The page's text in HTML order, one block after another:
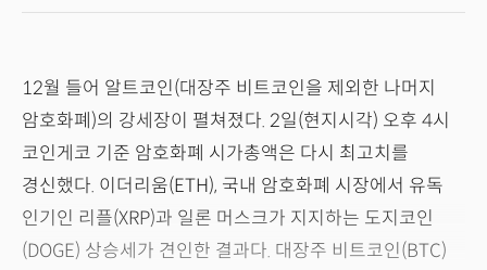
12월 들어 알트코인(대장주 비트코인을 제외한 나머지
암호화폐)의 강세장이 펼쳐졌다. 2일(현지시각) 오후 4시
코인게코 기준 암호화폐 시가총액은 다시 최고치를
경신했다. 이더리움(ETH), 국내 암호화폐 시장에서 유독
인기인 리플(XRP)과 일론 머스크가 지지하는 도지코인
(DOGE) 상승세가 견인한 결과다. 대장주 비트코인(BTC)